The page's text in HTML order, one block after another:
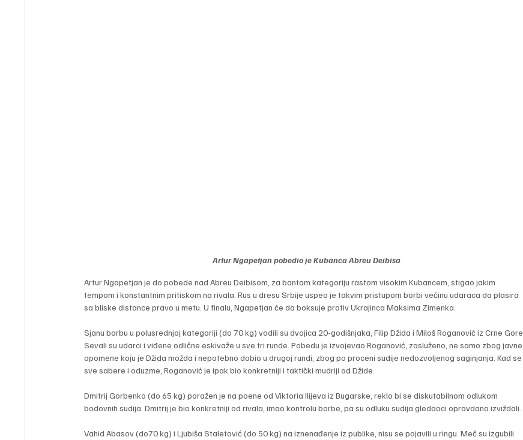
Artur Ngapetjan pobedio je Kubanca Abreu Deibisa
Artur Ngapetjan je do pobede nad Abreu Deibisom, za bantam kategoriju rastom visokim Kubancem, stigao jakim
tempom i konstantnim pritiskom na rivala. Rus u dresu Srbije uspeo je takvim pristupom borbi većinu udaraca da plasira
sa bliske distance pravo u metu. U finalu, Ngapetjan će da boksuje protiv Ukrajinca Maksima Zimenka.
Sjanu borbu u polusrednjoj kategoriji (do 70 kg) vodili su dvojica 20-godišnjaka, Filip Džida i Miloš Roganović iz Crne Gore.
Sevali su udarci i viđene odlične eskivaže u sve tri runde. Pobedu je izvojevao Roganović, zasluženo, ne samo zbog javne
opomene koju je Džida možda i nepotebno dobio u drugoj rundi, zbog po proceni sudije nedozvoljenog saginjanja. Kad se
sve sabere i oduzme, Roganović je ipak bio konkretniji i taktički mudriji od Džide.
Dmitrij Gorbenko (do 65 kg) poražen je na poene od Viktoria Ilijeva iz Bugarske, reklo bi se diskutabilnom odlukom
bodovnih sudija. Dmitrij je bio konkretniji od rivala, imao kontrolu borbe, pa su odluku sudija gledaoci opravdano izviždali.
Vahid Abasov (do70 kg) i Ljubiša Staletović (do 50 kg) na iznenađenje iz publike, nisu se pojavili u ringu. Meč su izgubili